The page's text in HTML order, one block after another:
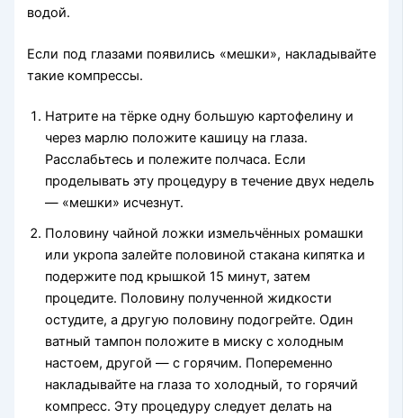
водой.
Если под глазами появились «мешки», накладывайте
такие компрессы.
Натрите на тёрке одну большую картофелину и
через марлю положите кашицу на глаза.
Расслабьтесь и полежите полчаса. Если
проделывать эту процедуру в течение двух недель
— «мешки» исчезнут.
Половину чайной ложки измельчённых ромашки
или укропа залейте половиной стакана кипятка и
подержите под крышкой 15 минут, затем
процедите. Половину полученной жидкости
остудите, а другую половину подогрейте. Один
ватный тампон положите в миску с холодным
настоем, другой — с горячим. Попеременно
накладывайте на глаза то холодный, то горячий
компресс. Эту процедуру следует делать на